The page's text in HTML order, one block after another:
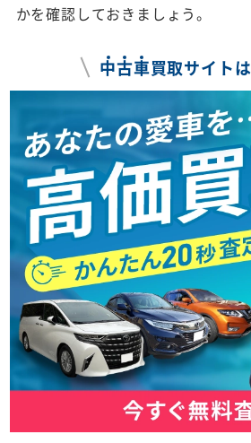
かを確認しておきましょう。
中古車買取サイト